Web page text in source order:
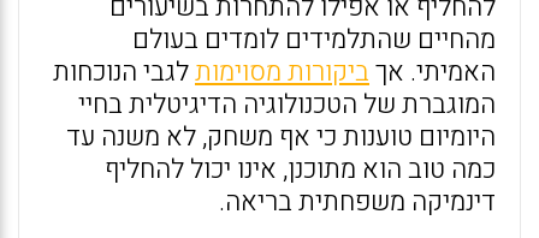
מהחיים שהתלמידים לומדים בעולם
האמיתי. אךביקורות מסוימותלגבי הנוכחות
המוגברת של הטכנולוגיה הדיגיטלית בחיי
היומיום טוענות כי אף משחק, לא משנה עד
כמה טוב הוא מתוכנן, אינו יכול להחליף
דינמיקה משפחתית בריאה.